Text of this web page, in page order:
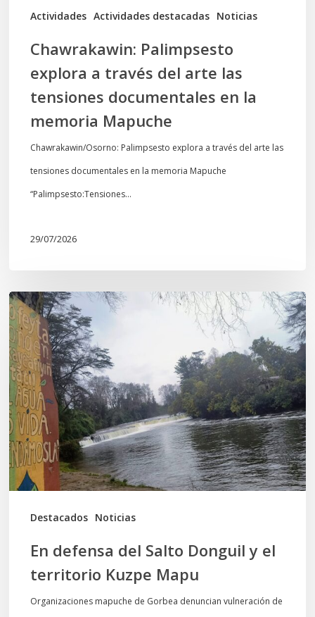
Actividades Actividades destacadas Noticias
documentales
memoria
Mapuche
Chawrakawin: Palimpsesto
explora a través del arte las
tensiones documentales en la
memoria Mapuche
Chawrakawin/Osorno: Palimpsesto explora a través del arte las
tensiones documentales en la memoria Mapuche
“Palimpsesto:Tensiones…
29/07/2026
Destacados Noticias
En
defensa
del
Salto
Donguil
y
el
territorio
Kuzpe
Mapu
En defensa del Salto Donguil y el
territorio Kuzpe Mapu
Organizaciones mapuche de Gorbea denuncian vulneración de